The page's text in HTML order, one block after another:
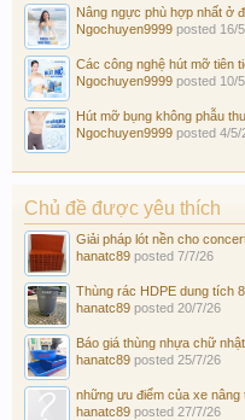
Nâng ngực phù hợp nhất ở
Ngochuyen9999 posted 16/
Các công nghệ hút mỡ tiên
Ngochuyen9999 posted 10/
Hút mỡ bụng không phẫu
Ngochuyen9999 posted 4/5/
Chủ đề được yêu thích
Giải pháp lót nền cho
hanatc89 posted 7/7/26
Thùng rác HDPE dung tích
hanatc89 posted 20/7/26
Báo giá thùng nhựa chữ
hanatc89 posted 25/7/26
những ưu điểm của xe nâng
hanatc89 posted 27/7/26